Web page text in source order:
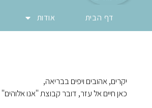
דף הבית אודות
יקרים, אהובים ויפים בבריאה,
כאן חיים אל עזר, דובר קבוצת "אנו